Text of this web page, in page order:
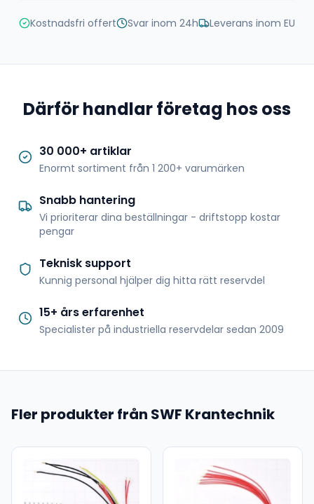
Kostnadsfri offert Svar inom 24h Leverans inom EU
Därför handlar företag hos oss
30 000+ artiklar
Enormt sortiment från 1 200+ varumärken
Snabb hantering
Vi prioriterar dina beställningar - driftstopp kostar
pengar
Teknisk support
Kunnig personal hjälper dig hitta rätt reservdel
15+ års erfarenhet
Specialister på industriella reservdelar sedan 2009
Fler produkter från SWF Krantechnik